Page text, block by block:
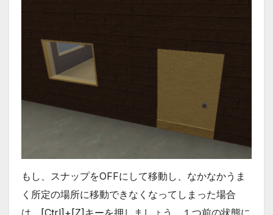
もし、スナップをOFFにして移動し、なかなかうま
く所定の場所に移動できなくなってしまった場合
は、[Ctrl]+[Z]キーを押しましょう。１つ前の状態に